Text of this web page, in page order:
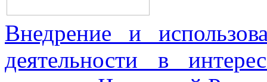
Внедрение и
деятельности в